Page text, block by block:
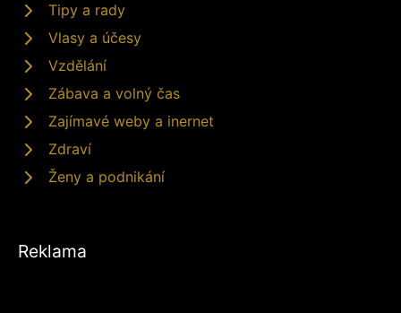
Tipy a rady
Vlasy a účesy
Vzdělání
Zábava a volný čas
Zajímavé weby a inernet
Zdraví
Ženy a podnikání
Reklama